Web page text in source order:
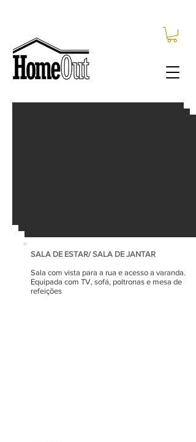
SALA DE ESTAR/ SALA DE JANTAR
Sala com vista para a rua e acesso a varanda.
Equipada com TV, sofá, poltronas e mesa de
refeições